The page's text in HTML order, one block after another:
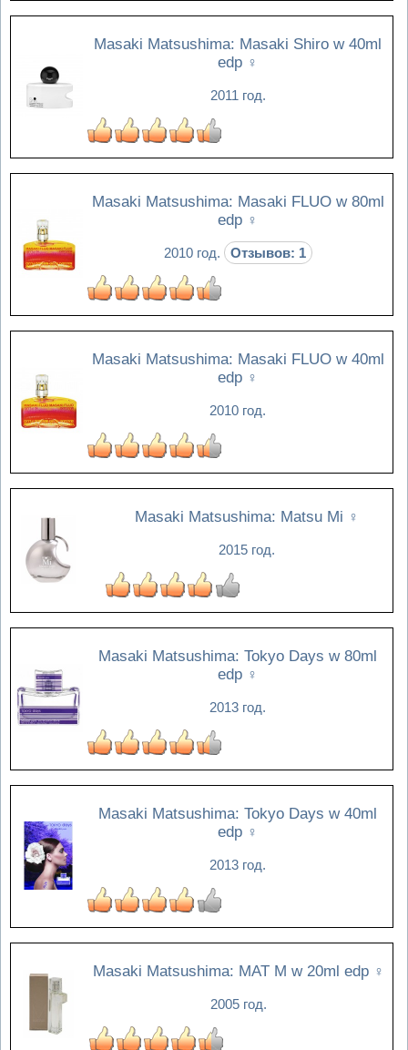
Masaki Matsushima: Masaki Shiro w 40ml
edp ♀
2011 год.
Masaki Matsushima: Masaki FLUO w 80ml
edp ♀
2010 год. Отзывов: 1
Masaki Matsushima: Masaki FLUO w 40ml
edp ♀
2010 год.
Masaki Matsushima: Matsu Mi ♀
2015 год.
Masaki Matsushima: Tokyo Days w 80ml
edp ♀
2013 год.
Masaki Matsushima: Tokyo Days w 40ml
edp ♀
2013 год.
Masaki Matsushima: MAT M w 20ml edp ♀
2005 год.